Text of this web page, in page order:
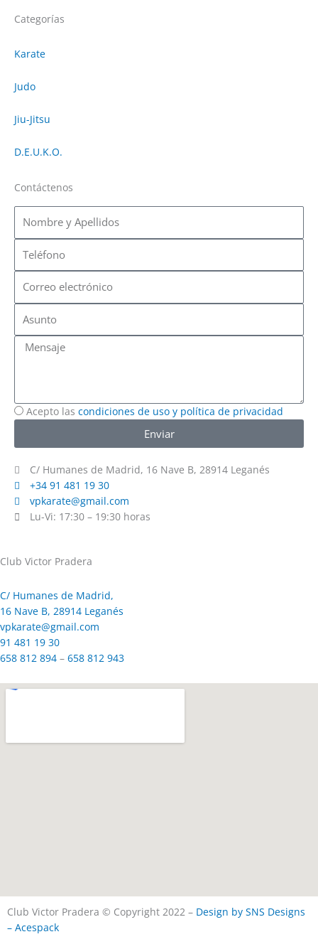
Categorías
Karate
Judo
Jiu-Jitsu
D.E.U.K.O.
Contáctenos
Apellidos
electrónico
Mensaje
Acepto las condiciones de uso y política de privacidad
Enviar
C/ Humanes de Madrid, 16 Nave B, 28914 Leganés
+34 91 481 19 30
vpkarate@gmail.com
Lu-Vi: 17:30 – 19:30 horas
Club Victor Pradera
C/ Humanes de Madrid,
16 Nave B, 28914 Leganés
vpkarate@gmail.com
91 481 19 30
658 812 894 – 658 812 943
Club Victor Pradera © Copyright 2022 – Design by SNS Designs
– Acespack